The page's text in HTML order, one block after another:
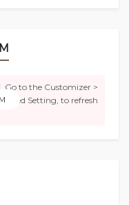
Go to the Customizer >
Feed Setting, to refresh